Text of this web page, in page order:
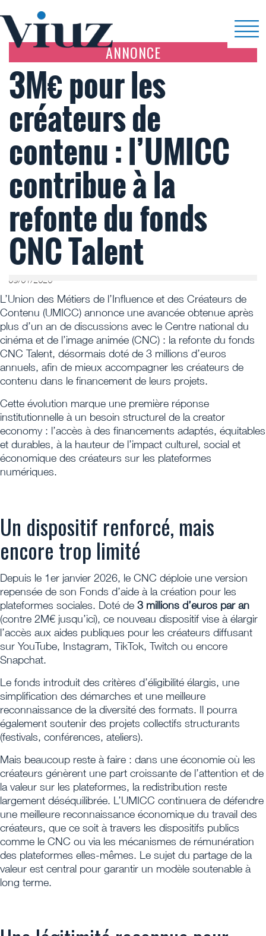
ANNONCE
3M€ pour les
créateurs de
contenu : l’UMICC
contribue à la
refonte du fonds
CNC Talent
09/01/2026
L’Union des Métiers de l’Influence et des Créateurs de
Contenu (UMICC) annonce une avancée obtenue après
plus d’un an de discussions avec le Centre national du
cinéma et de l’image animée (CNC) : la refonte du fonds
CNC Talent, désormais doté de 3 millions d’euros
annuels, afin de mieux accompagner les créateurs de
contenu dans le financement de leurs projets.
Cette évolution marque une première réponse
institutionnelle à un besoin structurel de la creator
economy : l’accès à des financements adaptés, équitables
et durables, à la hauteur de l’impact culturel, social et
économique des créateurs sur les plateformes
numériques.
Un dispositif renforcé, mais
encore trop limité
Depuis le 1er janvier 2026, le CNC déploie une version
repensée de son Fonds d’aide à la création pour les
plateformes sociales. Doté de 3 millions d’euros par an
(contre 2M€ jusqu’ici), ce nouveau dispositif vise à élargir
l’accès aux aides publiques pour les créateurs diffusant
sur YouTube, Instagram, TikTok, Twitch ou encore
Snapchat.
Le fonds introduit des critères d’éligibilité élargis, une
simplification des démarches et une meilleure
reconnaissance de la diversité des formats. Il pourra
également soutenir des projets collectifs structurants
(festivals, conférences, ateliers).
Mais beaucoup reste à faire : dans une économie où les
créateurs génèrent une part croissante de l’attention et de
la valeur sur les plateformes, la redistribution reste
largement déséquilibrée. L’UMICC continuera de défendre
une meilleure reconnaissance économique du travail des
créateurs, que ce soit à travers les dispositifs publics
comme le CNC ou via les mécanismes de rémunération
des plateformes elles-mêmes. Le sujet du partage de la
valeur est central pour garantir un modèle soutenable à
long terme.